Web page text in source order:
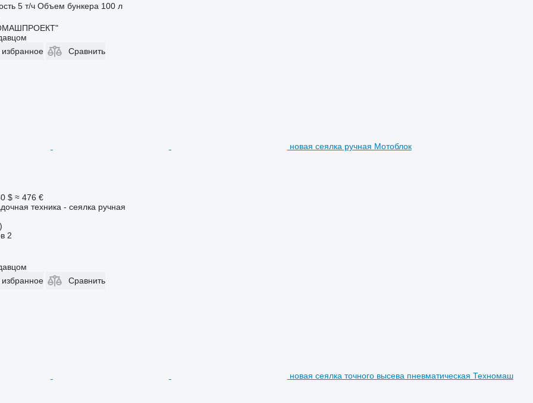
5 т/ч Объем бункера 100 л
избранное
Сравнить
новая сеялка ручная Мотоблок
$ ≈ 476 €
техника - сеялка ручная
2
избранное
Сравнить
новая сеялка точного высева пневматическая Техномаш